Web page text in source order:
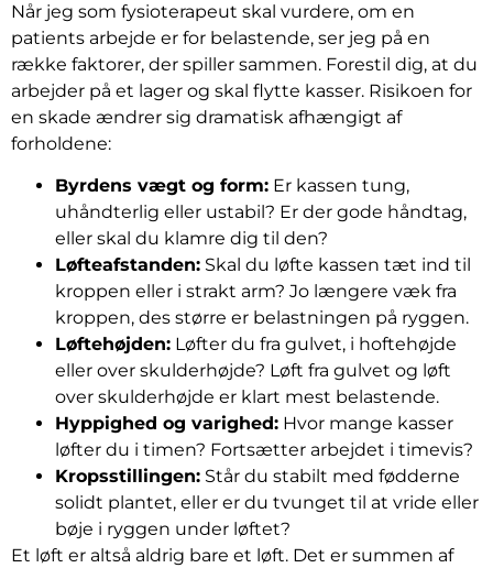
Når jeg som fysioterapeut skal vurdere, om en
patients arbejde er for belastende, ser jeg på en
række faktorer, der spiller sammen. Forestil dig, at du
arbejder på et lager og skal flytte kasser. Risikoen for
en skade ændrer sig dramatisk afhængigt af
forholdene:
Byrdens vægt og form: Er kassen tung,
uhåndterlig eller ustabil? Er der gode håndtag,
eller skal du klamre dig til den?
Løfteafstanden: Skal du løfte kassen tæt ind til
kroppen eller i strakt arm? Jo længere væk fra
kroppen, des større er belastningen på ryggen.
Løftehøjden: Løfter du fra gulvet, i hoftehøjde
eller over skulderhøjde? Løft fra gulvet og løft
over skulderhøjde er klart mest belastende.
Hyppighed og varighed: Hvor mange kasser
løfter du i timen? Fortsætter arbejdet i timevis?
Kropsstillingen: Står du stabilt med fødderne
solidt plantet, eller er du tvunget til at vride eller
bøje i ryggen under løftet?
Et løft er altså aldrig bare et løft. Det er summen af